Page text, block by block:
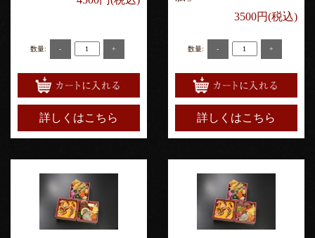
数量: - +
詳しくはこちら
3500円(税込)
数量: - +
詳しくはこちら